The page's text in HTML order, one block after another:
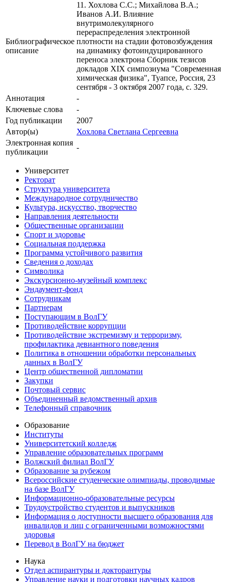
Библиографическое
описание
11. Хохлова С.С.; Михайлова В.А.;
Иванов А.И. Влияние
внутримолекулярного
перераспределения электронной
плотности на стадии фотовозбуждения
на динамику фотоиндуцированного
переноса электрона Сборник тезисов
докладов XIX симпозиума "Современная
химическая физика", Туапсе, Россия, 23
сентября - 3 октября 2007 года, с. 329.
Аннотация
-
Ключевые cлова
-
Год публикации
2007
Автор(ы)
Хохлова Светлана Сергеевна
Электронная копия
публикации
-
Университет
Ректорат
Структура университета
Международное сотрудничество
Культура, искусство, творчество
Направления деятельности
Общественные организации
Спорт и здоровье
Социальная поддержка
Программа устойчивого развития
Сведения о доходах
Символика
Экскурсионно-музейный комплекс
Эндаумент-фонд
Сотрудникам
Партнерам
Поступающим в ВолГУ
Противодействие коррупции
Противодействие экстремизму и терроризму,
профилактика девиантного поведения
Политика в отношении обработки персональных
данных в ВолГУ
Центр общественной дипломатии
Закупки
Почтовый сервис
Объединенный ведомственный архив
Телефонный справочник
Образование
Институты
Университетский колледж
Управление образовательных программ
Волжский филиал ВолГУ
Образование за рубежом
Всероссийские студенческие олимпиады, проводимые
на базе ВолГУ
Информационно-образовательные ресурсы
Трудоустройство студентов и выпускников
Информация о доступности высшего образования для
инвалидов и лиц с ограниченными возможностями
здоровья
Перевод в ВолГУ на бюджет
Наука
Отдел аспирантуры и докторантуры
Управление науки и подготовки научных кадров